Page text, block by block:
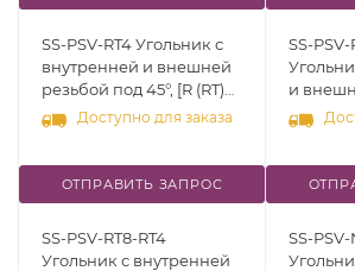
SS-PSV-RT4 Угольник с
внутренней и внешней
резьбой под 45°, [R (RT)
1/4"], нерж.сталь 316
Доступно для заказа
ОТПРАВИТЬ ЗАПРОС
SS-PSV-
и
45°, [R
3/8"],
SS-PSV-RT8-RT4
Угольник с внутренней
SS-PSV-